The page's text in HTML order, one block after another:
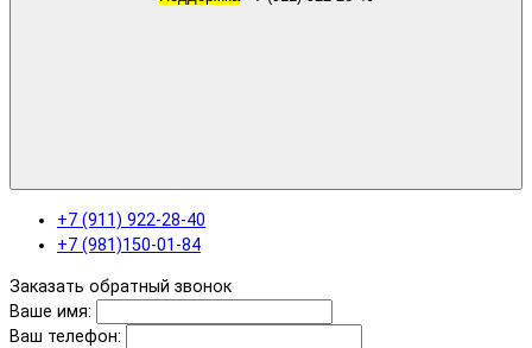
+7 (911) 922-28-40
+7 (981)150-01-84
Заказать обратный звонок
Ваше имя:
Ваш телефон: